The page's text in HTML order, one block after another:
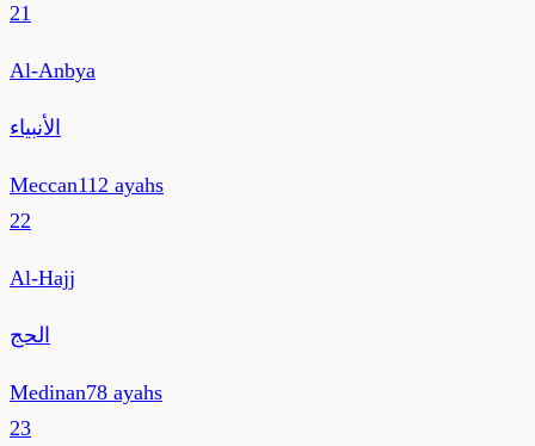
21
Al-Anbya
الأنبياء
Meccan112 ayahs
22
Al-Hajj
الحج
Medinan78 ayahs
23